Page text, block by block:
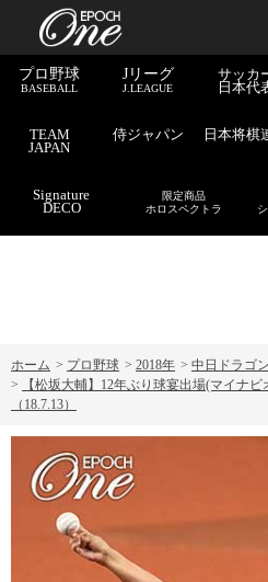
プロ野球
BASEBALL
Jリーグ
J.LEAGUE
サッカ
日本代
TEAM
JAPAN
侍ジャパン 日本将棋
Signature
DECO
限定商品
ホロスペクトラ
ホーム > プロ野球 > 2018年 > 中日ドラゴ
>
【松坂大輔】12年ぶり球宴出場(マイナ
（18.7.13）